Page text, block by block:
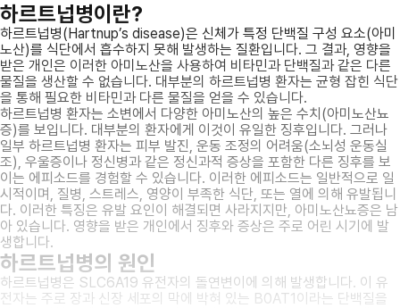
하르트넙병이란?
하르트넙병(Hartnup’s disease)은 신체가 특정 단백질 구성 요소(아미
노산)를 식단에서 흡수하지 못해 발생하는 질환입니다. 그 결과, 영향을
받은 개인은 이러한 아미노산을 사용하여 비타민과 단백질과 같은 다른
물질을 생산할 수 없습니다. 대부분의 하르트넙병 환자는 균형 잡힌 식단
을 통해 필요한 비타민과 다른 물질을 얻을 수 있습니다.
하르트넙병 환자는 소변에서 다양한 아미노산의 높은 수치(아미노산뇨
증)를 보입니다. 대부분의 환자에게 이것이 유일한 징후입니다. 그러나
일부 하르트넙병 환자는 피부 발진, 운동 조정의 어려움(소뇌성 운동실
조), 우울증이나 정신병과 같은 정신과적 증상을 포함한 다른 징후를 보
이는 에피소드를 경험할 수 있습니다. 이러한 에피소드는 일반적으로 일
시적이며, 질병, 스트레스, 영양이 부족한 식단, 또는 열에 의해 유발됩니
다. 이러한 특징은 유발 요인이 해결되면 사라지지만, 아미노산뇨증은 남
아 있습니다. 영향을 받은 개인에서 징후와 증상은 주로 어린 시기에 발
생합니다.
하르트넙병의 원인
하르트넙병은 SLC6A19 유전자의 돌연변이에 의해 발생합니다. 이 유
전자는 주로 장과 신장 세포의 막에 박혀 있는 B0AT1이라는 단백질을